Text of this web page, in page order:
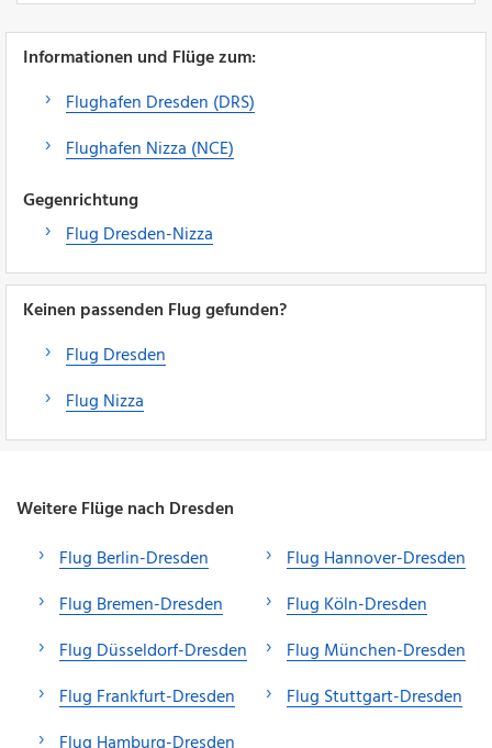
Informationen und Flüge zum:
Flughafen Dresden (DRS)
Flughafen Nizza (NCE)
Gegenrichtung
Flug Dresden-Nizza
Keinen passenden Flug gefunden?
Flug Dresden
Flug Nizza
Weitere Flüge nach Dresden
Flug Berlin-Dresden
Flug Bremen-Dresden
Flug Düsseldorf-Dresden
Flug Frankfurt-Dresden
Flug Hannover-Dresden
Flug Köln-Dresden
Flug München-Dresden
Flug Stuttgart-Dresden